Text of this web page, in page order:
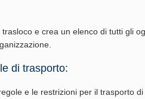
e crea un elenco di tutti gli
di trasporto:
e le restrizioni per il trasporto